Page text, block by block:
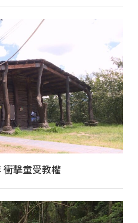
衝擊童受教權